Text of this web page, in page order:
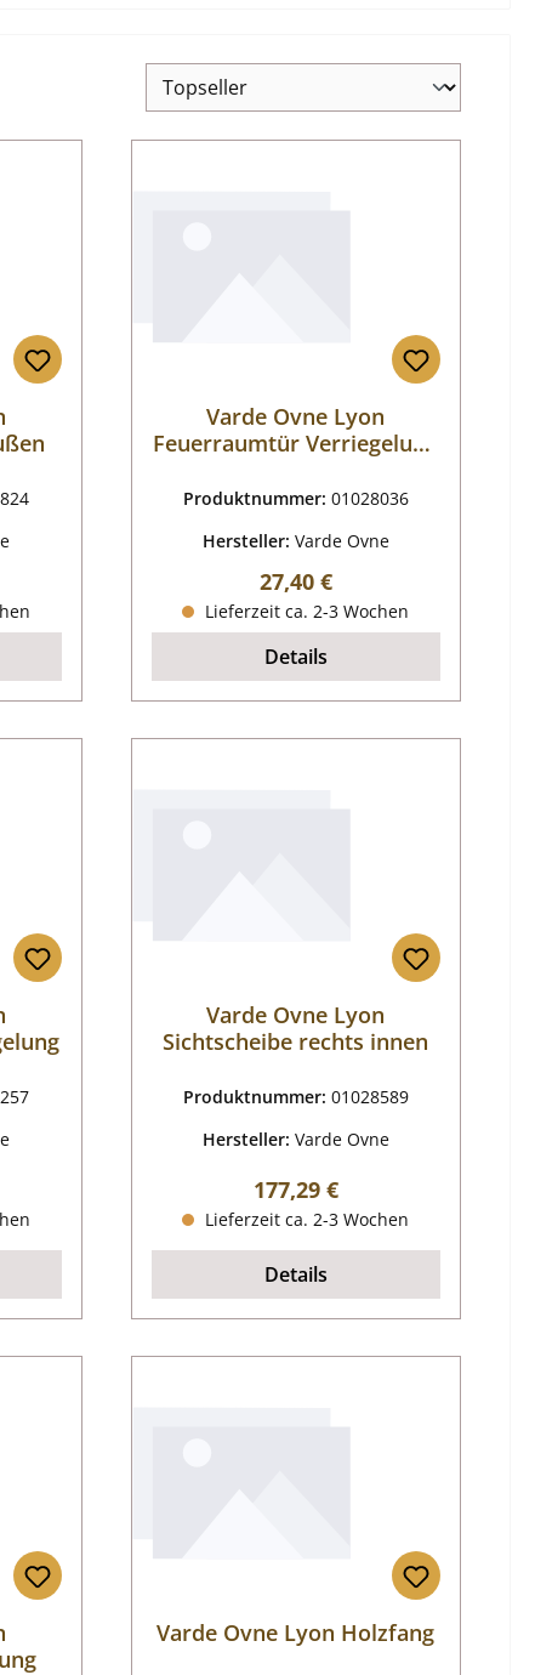
Varde Ovne Lyon
Feuerraumtür Verriegelung
Produktnummer: 01028036
Hersteller: Varde Ovne
Regulärer Preis:
27,40 €
Lieferzeit ca. 2-3 Wochen
Details
Varde Ovne Lyon
Sichtscheibe rechts innen
Produktnummer: 01028589
Hersteller: Varde Ovne
Regulärer Preis:
177,29 €
Lieferzeit ca. 2-3 Wochen
Details
Varde Ovne Lyon Holzfang